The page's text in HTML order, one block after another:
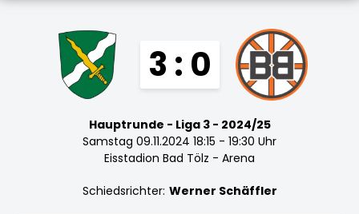
3 : 0
Hauptrunde - Liga 3 - 2024/25
Samstag 09.11.2024 18:15 - 19:30 Uhr
Eisstadion Bad Tölz - Arena
Schiedsrichter: Werner Schäffler